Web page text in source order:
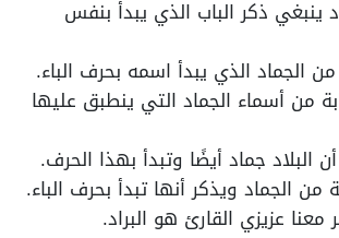
ينبغي ذكر الباب الذي يبدأ بنفس
من الجماد الذي يبدأ اسمه بحرف الباء.
من أسماء الجماد التي ينطبق عليها
البلاد جماد أيضًا وتبدأ بهذا الحرف.
من الجماد ويذكر أنها تبدأ بحرف الباء.
معنا عزيزي القارئ هو البراد.